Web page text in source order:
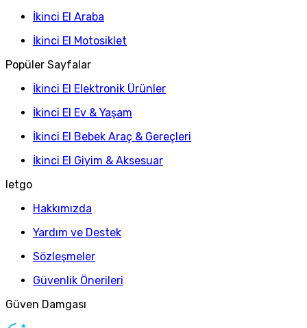
İkinci El Araba
İkinci El Motosiklet
Popüler Sayfalar
İkinci El Elektronik Ürünler
İkinci El Ev & Yaşam
İkinci El Bebek Araç & Gereçleri
İkinci El Giyim & Aksesuar
letgo
Hakkımızda
Yardım ve Destek
Sözleşmeler
Güvenlik Önerileri
Güven Damgası